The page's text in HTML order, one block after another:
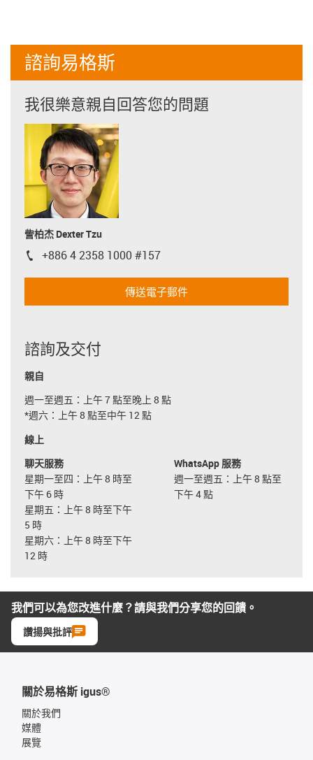
諮詢易格斯
我很樂意親自回答您的問題
訾柏杰 Dexter Tzu
igus-icon-phone
+886 4 2358 1000 #157
傳送電子郵件
諮詢及交付
親自
週一至週五：上午 7 點至晚上 8 點
*週六：上午 8 點至中午 12 點
線上
聊天服務
星期一至四：上午 8 時至
下午 6 時
星期五：上午 8 時至下午
5 時
星期六：上午 8 時至下午
12 時
WhatsApp 服務
週一至週五：上午 8 點至
下午 4 點
我們可以為您改進什麼？請與我們分享您的回饋。
讚揚與批評
關於易格斯 igus®
關於我們
媒體
展覽